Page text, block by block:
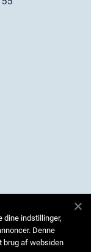
dine indstillinger,
Denne
brug af websiden